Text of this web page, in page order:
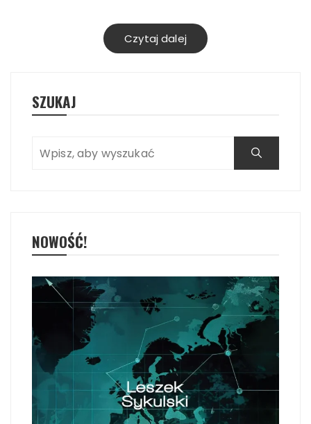
Czytaj dalej
SZUKAJ
NOWOŚĆ!